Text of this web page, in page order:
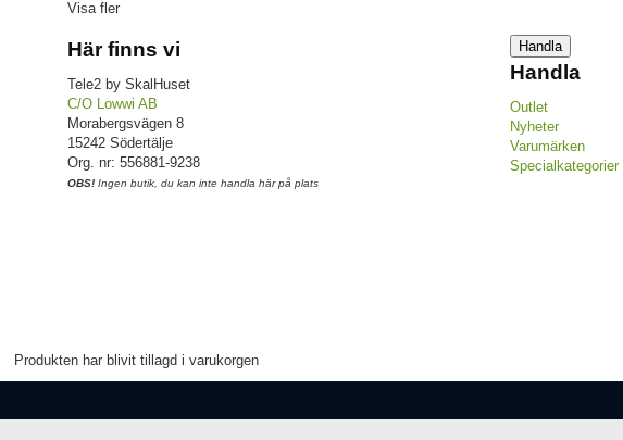
Visa fler
Här finns vi
Tele2 by SkalHuset
C/O Lowwi AB
Morabergsvägen 8
15242 Södertälje
Org. nr: 556881-9238
OBS! Ingen butik, du kan inte handla här på plats
Handla
Handla
Outlet
Nyheter
Varumärken
Specialkategorier
Produkten har blivit tillagd i varukorgen